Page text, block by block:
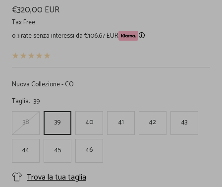
Prezzo
di
vendita
€320,00 EUR
Tax Free
o 3 rate senza interessi da €106,67 EUR
🛈
Nuova Collezione - CO
Taglia: 39
38
39 40 41 42 43
44 45 46
Trova la tua taglia